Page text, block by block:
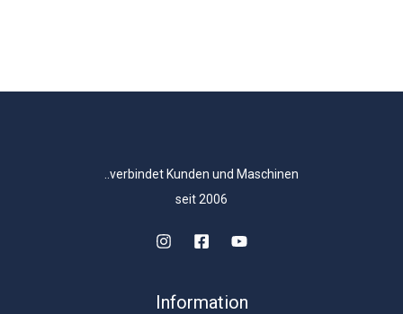
..verbindet Kunden und Maschinen
seit 2006
Information